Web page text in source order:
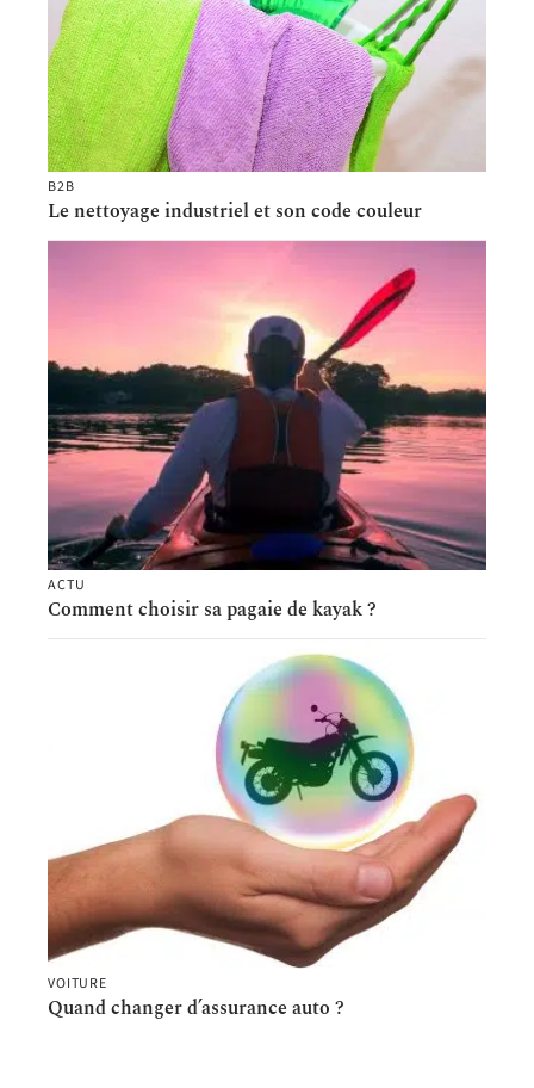
B2B
Le nettoyage industriel et son code couleur
ACTU
Comment choisir sa pagaie de kayak ?
VOITURE
Quand changer d’assurance auto ?